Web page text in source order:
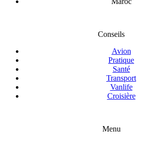
Conseils
Avion
Pratique
Santé
Transport
Vanlife
Croisière
Menu